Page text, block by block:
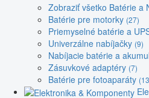
Zobraziť všetko Batérie a
Batérie pre motorky (27)
Priemyselné batérie a
Univerzálne nabíjačky (9)
Nabíjacie batérie a
Zásuvkové adaptéry (7)
Batérie pre fotoaparáty